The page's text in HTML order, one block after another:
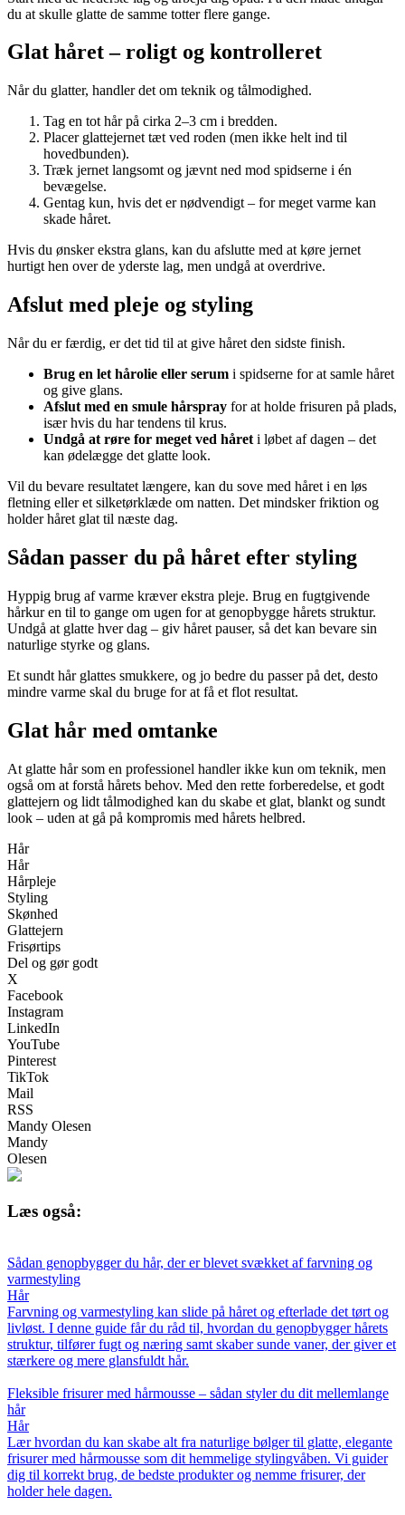
du at skulle glatte de samme totter flere gange.
Glat håret – roligt og kontrolleret
Når du glatter, handler det om teknik og tålmodighed.
Tag en tot hår på cirka 2–3 cm i bredden.
Placer glattejernet tæt ved roden (men ikke helt ind til
hovedbunden).
Træk jernet langsomt og jævnt ned mod spidserne i én
bevægelse.
Gentag kun, hvis det er nødvendigt – for meget varme kan
skade håret.
Hvis du ønsker ekstra glans, kan du afslutte med at køre jernet
hurtigt hen over de yderste lag, men undgå at overdrive.
Afslut med pleje og styling
Når du er færdig, er det tid til at give håret den sidste finish.
Brug en let hårolie eller serum i spidserne for at samle håret
og give glans.
Afslut med en smule hårspray for at holde frisuren på plads,
især hvis du har tendens til krus.
Undgå at røre for meget ved håret i løbet af dagen – det
kan ødelægge det glatte look.
Vil du bevare resultatet længere, kan du sove med håret i en løs
fletning eller et silketørklæde om natten. Det mindsker friktion og
holder håret glat til næste dag.
Sådan passer du på håret efter styling
Hyppig brug af varme kræver ekstra pleje. Brug en fugtgivende
hårkur en til to gange om ugen for at genopbygge hårets struktur.
Undgå at glatte hver dag – giv håret pauser, så det kan bevare sin
naturlige styrke og glans.
Et sundt hår glattes smukkere, og jo bedre du passer på det, desto
mindre varme skal du bruge for at få et flot resultat.
Glat hår med omtanke
At glatte hår som en professionel handler ikke kun om teknik, men
også om at forstå hårets behov. Med den rette forberedelse, et godt
glattejern og lidt tålmodighed kan du skabe et glat, blankt og sundt
look – uden at gå på kompromis med hårets helbred.
Hår
Hår
Hårpleje
Styling
Skønhed
Glattejern
Frisørtips
Del og gør godt
X
Facebook
Instagram
LinkedIn
YouTube
Pinterest
TikTok
Mail
RSS
Mandy Olesen
Mandy
Olesen
Læs også:
Sådan genopbygger du hår, der er blevet svækket af farvning og
varmestyling
Hår
Farvning og varmestyling kan slide på håret og efterlade det tørt og
livløst. I denne guide får du råd til, hvordan du genopbygger hårets
struktur, tilfører fugt og næring samt skaber sunde vaner, der giver et
stærkere og mere glansfuldt hår.
Fleksible frisurer med hårmousse – sådan styler du dit mellemlange
hår
Hår
Lær hvordan du kan skabe alt fra naturlige bølger til glatte, elegante
frisurer med hårmousse som dit hemmelige stylingvåben. Vi guider
dig til korrekt brug, de bedste produkter og nemme frisurer, der
holder hele dagen.